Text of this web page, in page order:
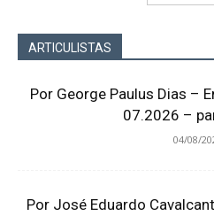
ARTICULISTAS
Por George Paulus Dias –
07.2026 –
04/08/
Por José Eduardo